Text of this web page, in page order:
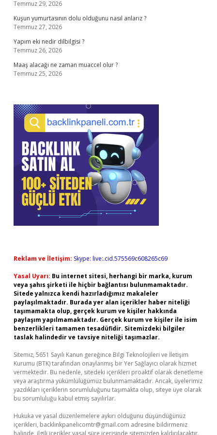
Temmuz 29, 2026
Kuşun yumurtasının dolu olduğunu nasıl anlarız ?
Temmuz 27, 2026
Yapım eki nedir dilbilgisi ?
Temmuz 26, 2026
Maaş alacağı ne zaman muaccel olur ?
Temmuz 25, 2026
Reklam ve İletişim: Skype: live:.cid.575569c608265c69
Yasal Uyarı: Bu internet sitesi, herhangi bir marka, kurum
veya şahıs şirketi ile hiçbir bağlantısı bulunmamaktadır.
Sitede yalnızca kendi hazırladığımız makaleler
paylaşılmaktadır. Burada yer alan içerikler haber niteliği
taşımamakta olup, gerçek kurum ve kişiler hakkında
paylaşım yapılmamaktadır. Gerçek kurum ve kişiler ile isim
benzerlikleri tamamen tesadüfidir. Sitemizdeki bilgiler
taslak halindedir ve tavsiye niteliği taşımazlar.
Sitemiz, 5651 Sayılı Kanun gereğince Bilgi Teknolojileri ve İletişim
Kurumu (BTK) tarafından onaylanmış bir Yer Sağlayıcı olarak hizmet
vermektedir. Bu nedenle, sitedeki içerikleri proaktif olarak denetleme
veya araştırma yükümlülüğümüz bulunmamaktadır. Ancak, üyelerimiz
yazdıkları içeriklerin sorumluluğunu taşımakta olup, siteye üye olarak
bu sorumluluğu kabul etmiş sayılırlar.
Hukuka ve yasal düzenlemelere aykırı olduğunu düşündüğünüz
içerikleri, backlinkpanelicomtr@gmail.com adresine bildirmeniz
halinde, ilgili içerikler yasal süre içerisinde sitemizden kaldırılacaktır.